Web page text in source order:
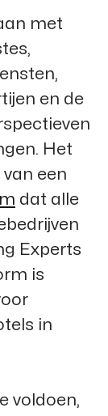
met
en de
Het
een
dat alle
Experts
is
in
voldoen,